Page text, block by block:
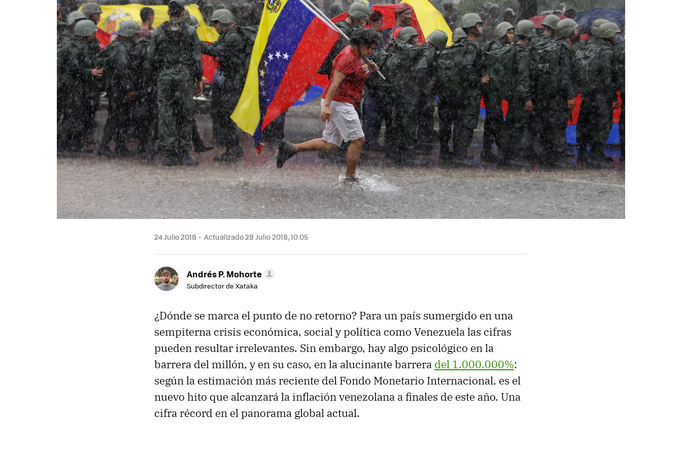
24 Julio 2018 Actualizado 28 Julio 2018, 10:05
Andrés P. Mohorte
Subdirector de Xataka
¿Dónde se marca el punto de no retorno? Para un país sumergido en una
sempiterna crisis económica, social y política como Venezuela las cifras
pueden resultar irrelevantes. Sin embargo, hay algo psicológico en la
barrera del millón, y en su caso, en la alucinante barrera del 1.000.000%:
según la estimación más reciente del Fondo Monetario Internacional, es el
nuevo hito que alcanzará la inflación venezolana a finales de este año. Una
cifra récord en el panorama global actual.